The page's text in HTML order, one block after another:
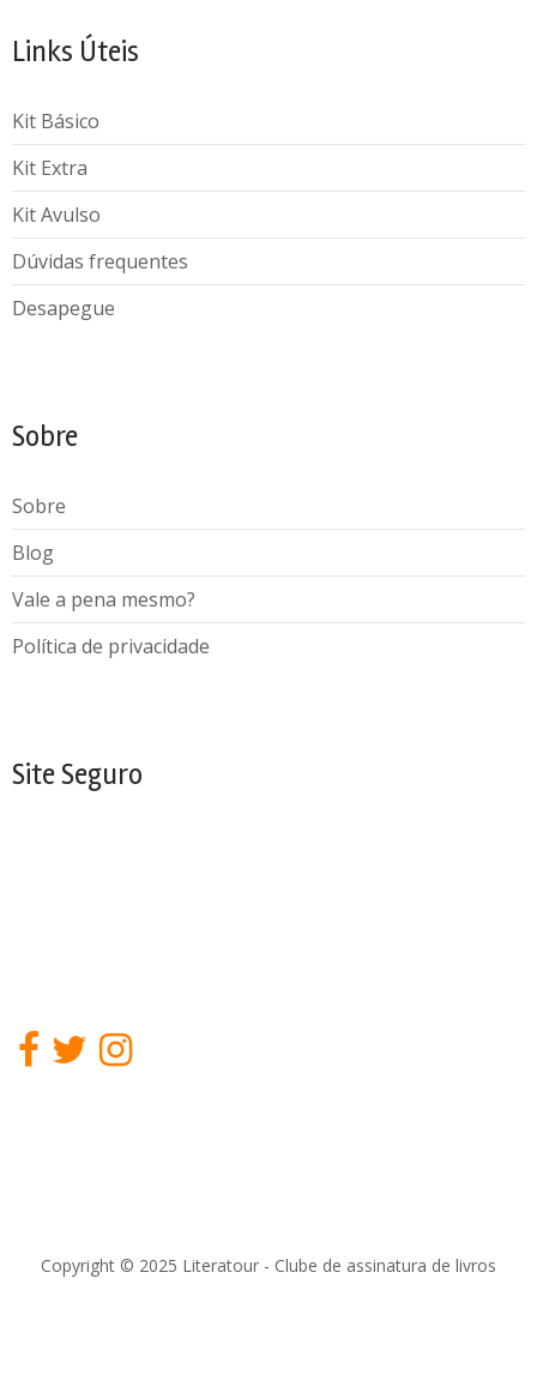
Links Úteis
Kit Básico
Kit Extra
Kit Avulso
Dúvidas frequentes
Desapegue
Sobre
Sobre
Blog
Vale a pena mesmo?
Política de privacidade
Site Seguro
Copyright © 2025 Literatour - Clube de assinatura de livros